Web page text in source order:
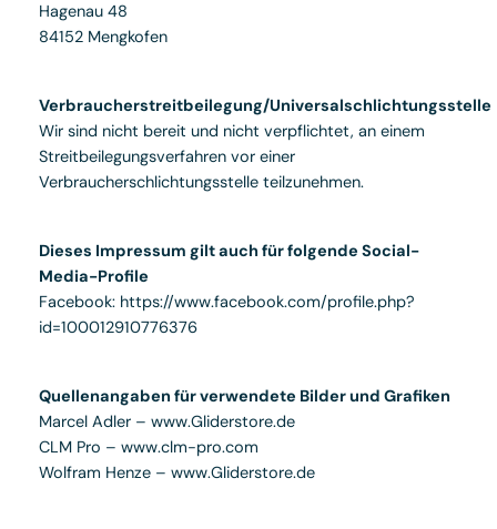
Hagenau 48
84152 Mengkofen
Verbraucherstreitbeilegung/Universalschlichtungsstelle
Wir sind nicht bereit und nicht verpflichtet, an einem
Streitbeilegungsverfahren vor einer
Verbraucherschlichtungsstelle teilzunehmen.
Dieses Impressum gilt auch für folgende Social-
Media-Profile
Facebook: https://www.facebook.com/profile.php?
id=100012910776376
Quellenangaben für verwendete Bilder und Grafiken
Marcel Adler – www.Gliderstore.de
CLM Pro – www.clm-pro.com
Wolfram Henze – www.Gliderstore.de